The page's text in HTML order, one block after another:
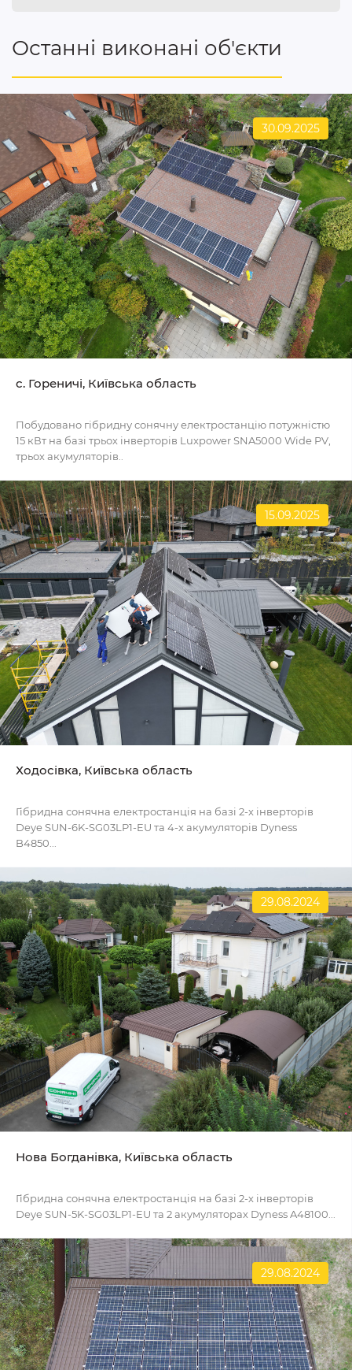
Останні виконані об'єкти
30.09.2025
c. Гореничі, Київська область
Побудовано гібридну сонячну електростанцію потужністю
15 кВт на базі трьох інверторів Luxpower SNA5000 Wide PV,
трьох акумуляторів..
15.09.2025
Ходосівка, Київська область
Гібридна сонячна електростанція на базі 2-х інверторів
Deye SUN-6K-SG03LP1-EU та 4-х акумуляторів Dyness
B4850...
29.08.2024
Нова Богданівка, Київська область
Гібридна сонячна електростанція на базі 2-х інверторів
Deye SUN-5K-SG03LP1-EU та 2 акумуляторах Dyness A48100...
29.08.2024